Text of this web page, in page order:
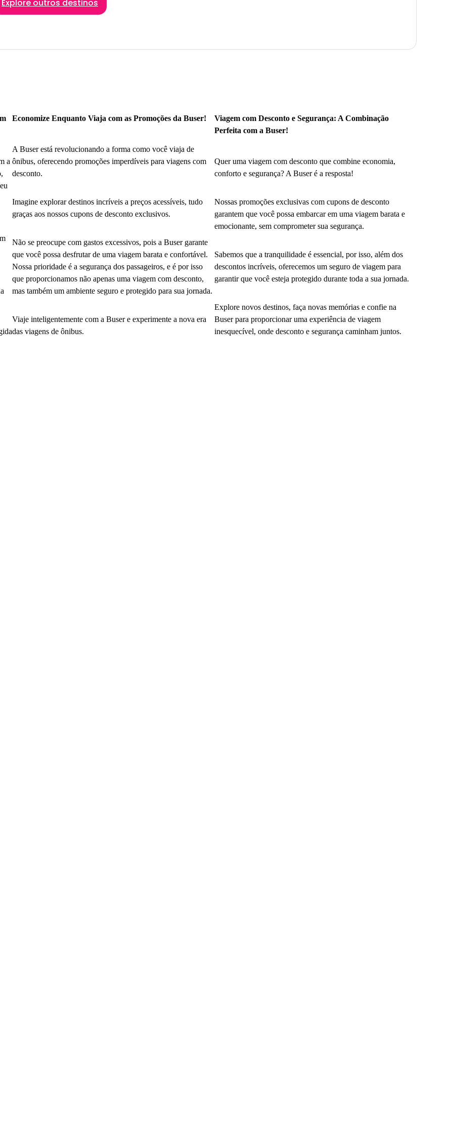
Explore outros destinos
a
Economize Enquanto Viaja com as Promoções da Buser!
A Buser está revolucionando a forma como você viaja de
ônibus, oferecendo promoções imperdíveis para viagens com
desconto.
Imagine explorar destinos incríveis a preços acessíveis, tudo
graças aos nossos cupons de desconto exclusivos.
Não se preocupe com gastos excessivos, pois a Buser garante
que você possa desfrutar de uma viagem barata e confortável.
Nossa prioridade é a segurança dos passageiros, e é por isso
que proporcionamos não apenas uma viagem com desconto,
mas também um ambiente seguro e protegido para sua jornada.
Viaje inteligentemente com a Buser e experimente a nova era
das viagens de ônibus.
Viagem com Desconto e Segurança: A Combinação
Perfeita com a Buser!
Quer uma viagem com desconto que combine economia,
conforto e segurança? A Buser é a resposta!
Nossas promoções exclusivas com cupons de desconto
garantem que você possa embarcar em uma viagem barata e
emocionante, sem comprometer sua segurança.
Sabemos que a tranquilidade é essencial, por isso, além dos
descontos incríveis, oferecemos um seguro de viagem para
garantir que você esteja protegido durante toda a sua jornada.
Explore novos destinos, faça novas memórias e confie na
Buser para proporcionar uma experiência de viagem
inesquecível, onde desconto e segurança caminham juntos.